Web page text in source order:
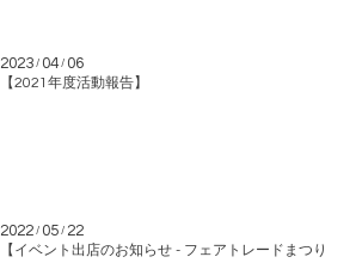
2023 / 04 / 06
【2021年度活動報告】
2022 / 05 / 22
【イベント出店のお知らせ - フェアトレードまつり